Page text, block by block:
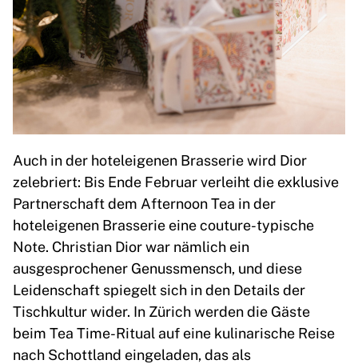
Auch in der hoteleigenen Brasserie wird Dior
zelebriert: Bis Ende Februar verleiht die exklusive
Partnerschaft dem Afternoon Tea in der
hoteleigenen Brasserie eine couture-typische
Note. Christian Dior war nämlich ein
ausgesprochener Genussmensch, und diese
Leidenschaft spiegelt sich in den Details der
Tischkultur wider. In Zürich werden die Gäste
beim Tea Time-Ritual auf eine kulinarische Reise
nach Schottland eingeladen, das als